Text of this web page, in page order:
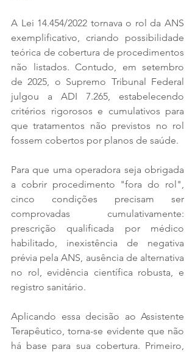
A Lei 14.454/2022 tornava o rol da ANS
exemplificativo, criando possibilidade
teórica de cobertura de procedimentos
não listados. Contudo, em setembro
de 2025, o Supremo Tribunal Federal
julgou a ADI 7.265, estabelecendo
critérios rigorosos e cumulativos para
que tratamentos não previstos no rol
fossem cobertos por planos de saúde.
Para que uma operadora seja obrigada
a cobrir procedimento "fora do rol",
cinco condições precisam ser
comprovadas cumulativamente:
prescrição qualificada por médico
habilitado, inexistência de negativa
prévia pela ANS, ausência de alternativa
no rol, evidência científica robusta, e
registro sanitário.
Aplicando essa decisão ao Assistente
Terapêutico, torna-se evidente que não
há base para sua cobertura. Primeiro,